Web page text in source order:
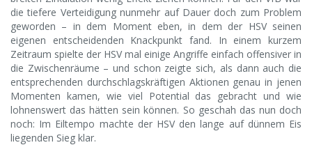
die tiefere Verteidigung nunmehr auf Dauer doch zum Problem
geworden – in dem Moment eben, in dem der HSV seinen
eigenen entscheidenden Knackpunkt fand. In einem kurzem
Zeitraum spielte der HSV mal einige Angriffe einfach offensiver in
die Zwischenräume – und schon zeigte sich, als dann auch die
entsprechenden durchschlagskräftigen Aktionen genau in jenen
Momenten kamen, wie viel Potential das gebracht und wie
lohnenswert das hätten sein können. So geschah das nun doch
noch: Im Eiltempo machte der HSV den lange auf dünnem Eis
liegenden Sieg klar.